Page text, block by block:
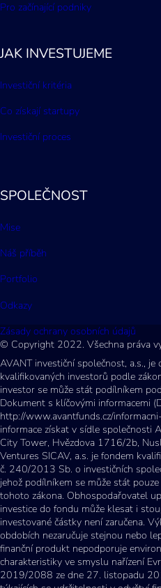
Pro začínající podniky
JAK INVESTUJEME
Investiční kritéria
Co získají startupy
Investiční proces
SPOLEČNOST
Mise
Náš příběh
Portfolio
Odkazy
Zásady ochrany osobních údajů
© Copyright 2022. Všechna práva
AVANT investiční společnost, a.s.,
kvalifikovaných investorů podle
investor se může stát podílníkem
Dokument s klíčovými informacemi
http://www.avantfunds.cz/
informace získat v sídle společnosti
City Tower, Hvězdova 1716/2b,
Ventures SICAV, a.s. je fondem
č. 240/2013 Sb. o investičních
jehož podílníkem se může stát
tohoto zákona. Obhospodařovatel
investice do fondu může klesat i
investované částky není zaručena.
obdobích nezaručuje stejnou nebo
finanční produkt nepodporuje
charakteristiky ve smyslu nařízení
2019/2088 ze dne 27. listopadu